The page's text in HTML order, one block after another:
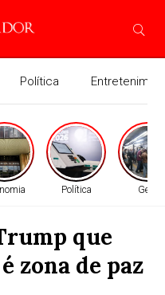
Política
Política Geral
que
zona de paz